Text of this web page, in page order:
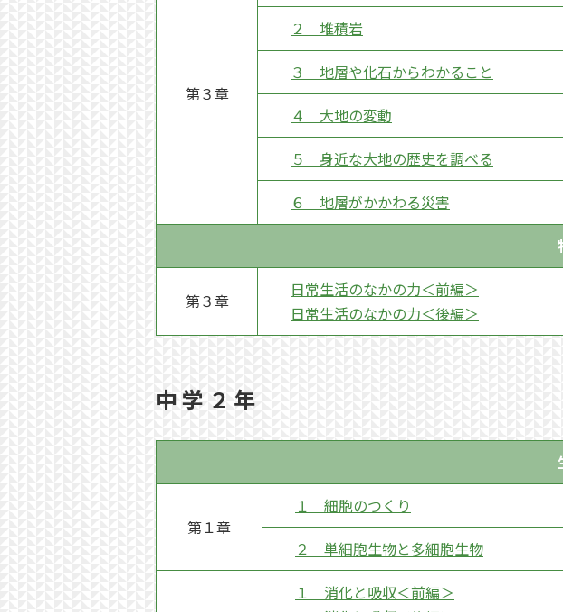
第３章
２ 堆積岩
３ 地層や化石からわかること
４ 大地の変動
５ 身近な大地の歴史を調べる
６ 地層がかかわる災害
第３章
日常生活のなかの力＜前編＞
日常生活のなかの力＜後編＞
中学２年
第１章
１ 細胞のつくり
２ 単細胞生物と多細胞生物
１ 消化と吸収＜前編＞